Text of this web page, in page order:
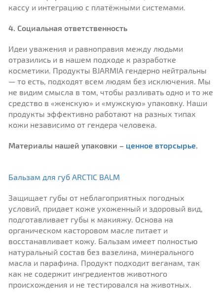
кассу и интеграцию с платёжными системами.
4. Социальная ответственность
Идеи уважения и равноправия между людьми
отразились и в нашем подходе к разработке
косметики. Продукты BJARMIA гендерно нейтральны
— то есть, подходят всем людям без исключения. Мы
не видим смысла в том, чтобы разливать одно и то же
средство в «женскую» и «мужскую» упаковку. Наши
продукты эффективно работают на разных типах
кожи независимо от гендера человека.
Материалы нашей упаковки – ценное вторсырье
Бальзам для губ ARCTIC BALM
Защищает губы от неблагоприятных погодных
условий, придает коже ухоженный и здоровый вид,
подготавливает губы к макияжу. Основа на
органическом касторовом масле питает и
восстанавливает кожу. Бальзам имеет полностью
натуральный состав без вазелина, минерального
масла и парафина. Продукт подходит веганам, так
как не содержит ингредиентов животного
происхождения и не тестировался на животных.